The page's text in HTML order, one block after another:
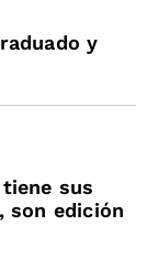
y
sus
son edición